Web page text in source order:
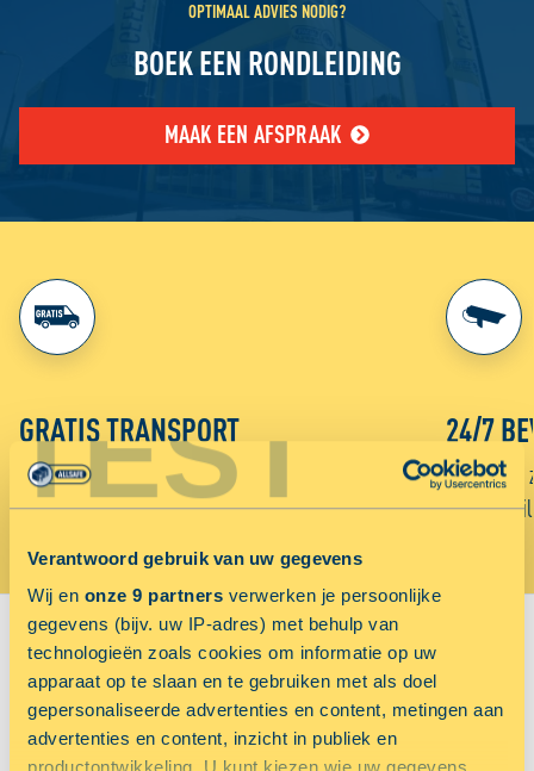
TEST
Verantwoord gebruik van uw gegevens
Wij en onze 9 partners verwerken je persoonlijke
gegevens (bijv. uw IP-adres) met behulp van
technologieën zoals cookies om informatie op uw
apparaat op te slaan en te gebruiken met als doel
gepersonaliseerde advertenties en content, metingen aan
advertenties en content, inzicht in publiek en
OPTIMAAL ADVIES NODIG?
BOEK EEN RONDLEIDING
MAAK EEN AFSPRAAK
GRATIS TRANSPORT
Gebruik gratis onze verhuisbus of aanhanger voor
het vervoer van je spullen naar ALLSAFE.
24/7
Onze units
week
VIND JOUW VESTIGING:
Sorteer op
Voordeligst
Afstand in km